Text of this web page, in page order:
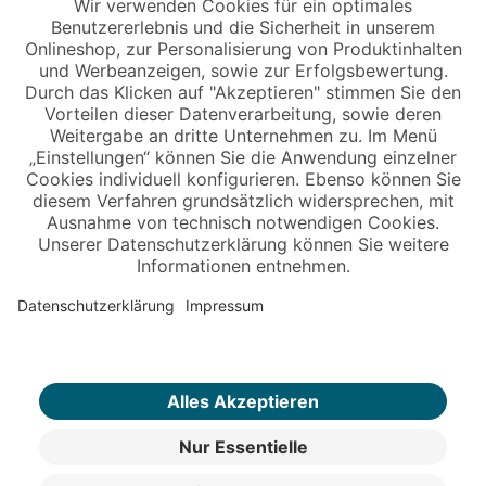
Copyright © 2026 Jungheinrich PROFISHOP
Newsletter
Anmelden →